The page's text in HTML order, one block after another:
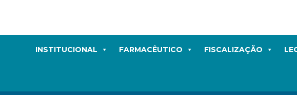
INSTITUCIONAL FARMACÊUTICO FISCALIZAÇÃO